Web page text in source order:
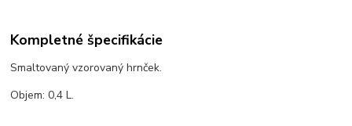
Kompletné špecifikácie
Smaltovaný vzorovaný hrnček.
Objem: 0,4 L.